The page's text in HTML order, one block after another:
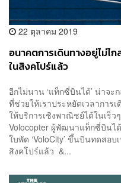
22 ตุลาคม 2019
อนาคตการเดินทางอยู่ไม่ไ
ในสิงคโปร์แล้ว
อีกไม่นาน ‘แท็กซี่บินได้’ น่าจะ
ที่ช่วยให้เราประหยัดเวลาการ
ให้บริการเชิงพาณิชย์ได้ในเ
Volocopter ผู้พัฒนาแท็กซี่บินไ
ใบพัด ‘VoloCity’ ขึ้นบินทดสอ
สิงคโปร์แล้ว &...